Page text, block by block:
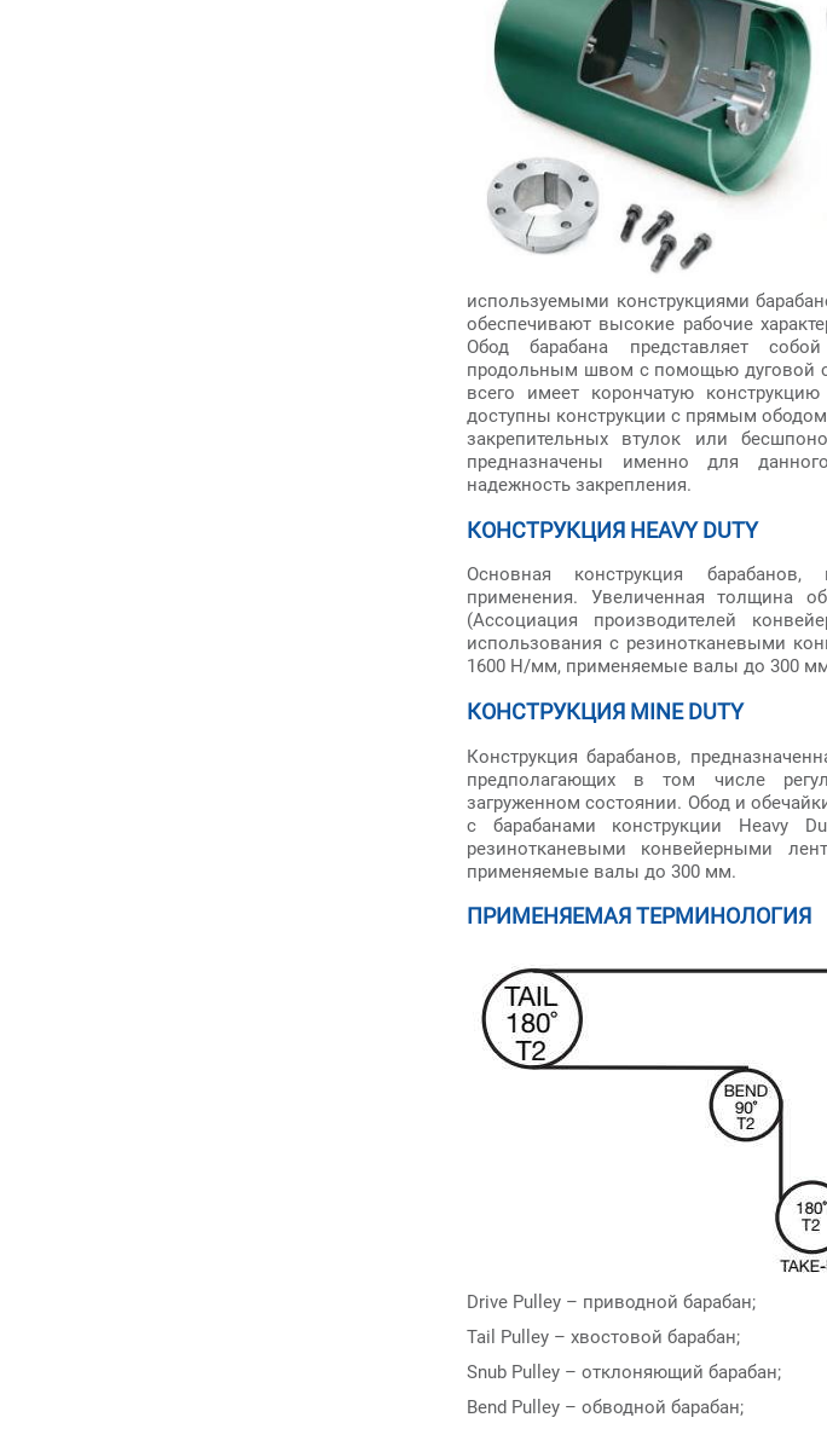
используемыми конструкциями
обеспечивают высокие рабочие
Обод барабана представляет
продольным швом с помощью дуговой
всего имеет корончатую
доступны конструкции с прямым
закрепительных втулок или
предназначены именно для
надежность закрепления.
КОНСТРУКЦИЯ HEAVY DUTY
Основная конструкция
применения. Увеличенная толщина
(Ассоциация производителей
использования с резинотканевыми
1600 Н/мм, применяемые валы до 300
КОНСТРУКЦИЯ MINE DUTY
Конструкция барабанов,
предполагающих в том числе
загруженном состоянии. Обод и
с барабанами конструкции Heavy
резинотканевыми конвейерными
применяемые валы до 300 мм.
ПРИМЕНЯЕМАЯ ТЕРМИНОЛОГИЯ
Drive Pulley – приводной барабан;
Tail Pulley – хвостовой барабан;
Snub Pulley – отклоняющий барабан;
Bend Pulley – обводной барабан;